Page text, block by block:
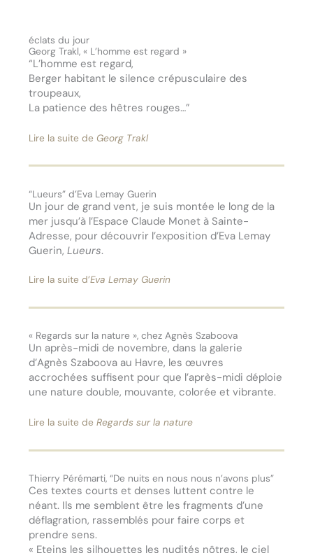
éclats du jour
Georg Trakl, « L’homme est regard »
“L’homme est regard,
Berger habitant le silence crépusculaire des
troupeaux,
La patience des hêtres rouges…”
Lire la suite de Georg Trakl
“Lueurs” d’Eva Lemay Guerin
Un jour de grand vent, je suis montée le long de la
mer jusqu’à l’Espace Claude Monet à Sainte-
Adresse, pour découvrir l’exposition d’Eva Lemay
Guerin,Lueurs.
Lire la suite d’Eva Lemay Guerin
« Regards sur la nature », chez Agnès Szaboova
Un après-midi de novembre, dans la galerie
d’Agnès Szaboova au Havre, les œuvres
accrochées suffisent pour que l’après-midi déploie
une nature double, mouvante, colorée et vibrante.
Lire la suite deRegards sur la nature
Thierry Pérémarti, “De nuits en nous nous n’avons plus”
Ces textes courts et denses luttent contre le
néant. Ils me semblent être les fragments d’une
déflagration, rassemblés pour faire corps et
prendre sens.
« Eteins les silhouettes les nudités nôtres, le ciel